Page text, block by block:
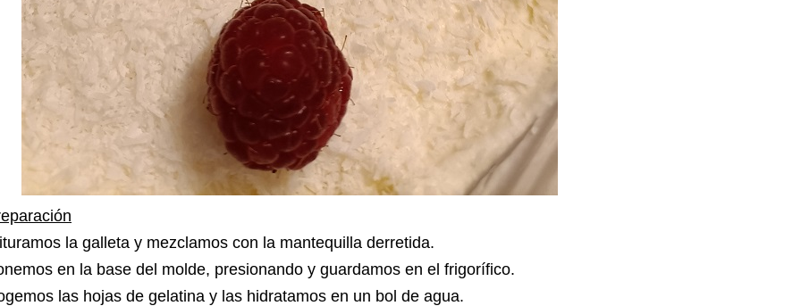
la galleta y mezclamos con la mantequilla derretida.
en la base del molde, presionando y guardamos en el frigorífico.
las hojas de gelatina y las hidratamos en un bol de agua.